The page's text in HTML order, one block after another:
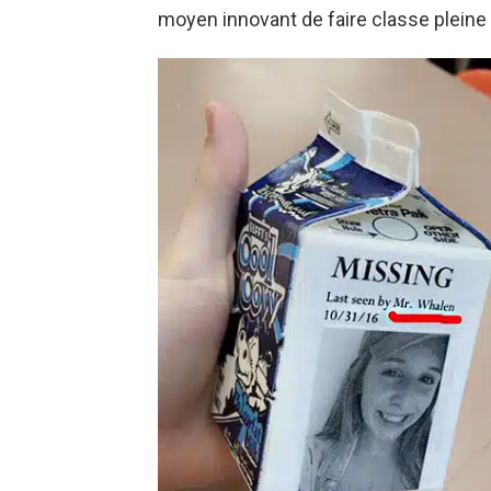
moyen innovant de faire classe pleine